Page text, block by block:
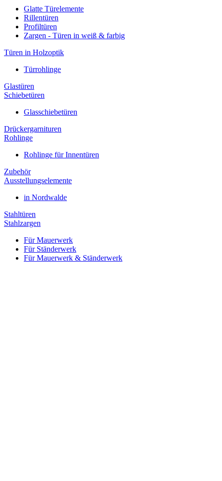
Glatte Türelemente
Rillentüren
Profiltüren
Zargen - Türen in weiß & farbig
Türen in Holzoptik
Türrohlinge
Glastüren
Schiebetüren
Glasschiebetüren
Drückergarnituren
Rohlinge
Rohlinge für Innentüren
Zubehör
Ausstellungselemente
in Nordwalde
Stahltüren
Stahlzargen
Für Mauerwerk
Für Ständerwerk
Für Mauerwerk & Ständerwerk